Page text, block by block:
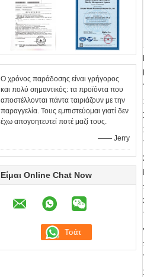
Ο χρόνος παράδοσης είναι γρήγορος
και πολύ σημαντικός: τα προϊόντα που
αποστέλλονται πάντα ταιριάζουν με την
παραγγελία. Τους εμπιστεύομαι γιατί δεν
έχω απογοητευτεί ποτέ μαζί τους.
—— Jerry
Είμαι Online Chat Now